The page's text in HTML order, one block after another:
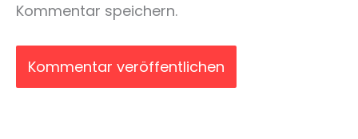
Kommentar speichern.